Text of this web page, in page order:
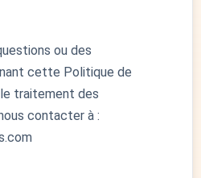
ou des
cette Politique de
traitement des
contacter à :